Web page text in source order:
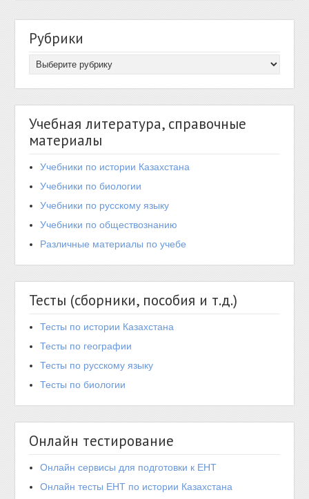
Рубрики
Учебная литература, справочные
материалы
Учебники по истории Казахстана
Учебники по биологии
Учебники по русскому языку
Учебники по обществознанию
Различные материалы по учебе
Тесты (сборники, пособия и т.д.)
Тесты по истории Казахстана
Тесты по географии
Тесты по русскому языку
Тесты по биологии
Онлайн тестирование
Онлайн сервисы для подготовки к ЕНТ
Онлайн тесты ЕНТ по истории Казахстана